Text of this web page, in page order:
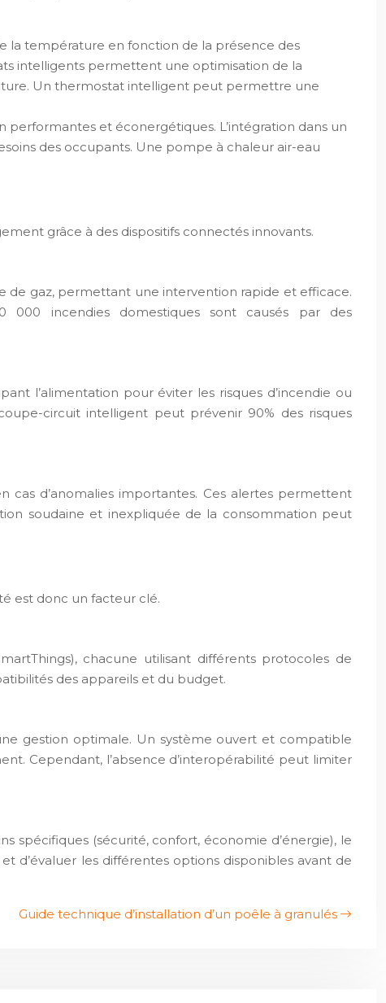
la température en fonction de la présence des
intelligents permettent une optimisation de la
Un thermostat intelligent peut permettre une
et éconergétiques. L’intégration dans un
des occupants. Une pompe à chaleur air-eau
grâce à des dispositifs connectés innovants.
de gaz, permettant une intervention rapide et efficace.
000 incendies domestiques sont causés par des
l’alimentation pour éviter les risques d’incendie ou
circuit intelligent peut prévenir 90% des risques
cas d’anomalies importantes. Ces alertes permettent
soudaine et inexpliquée de la consommation peut
est donc un facteur clé.
chacune utilisant différents protocoles de
des appareils et du budget.
gestion optimale. Un système ouvert et compatible
Cependant, l’absence d’interopérabilité peut limiter
spécifiques (sécurité, confort, économie d’énergie), le
d’évaluer les différentes options disponibles avant de
Guide technique d’installation d’un poêle à granulés